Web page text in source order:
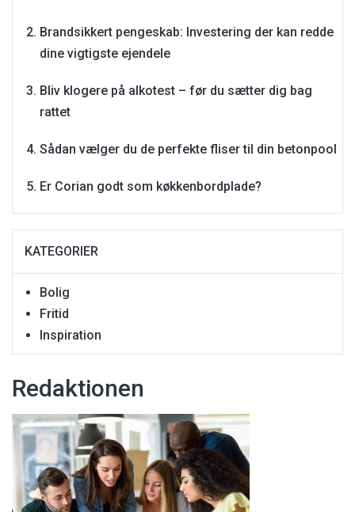
Brandsikkert pengeskab: Investering der kan redde
dine vigtigste ejendele
Bliv klogere på alkotest – før du sætter dig bag
rattet
Sådan vælger du de perfekte fliser til din betonpool
Er Corian godt som køkkenbordplade?
KATEGORIER
Bolig
Fritid
Inspiration
Redaktionen